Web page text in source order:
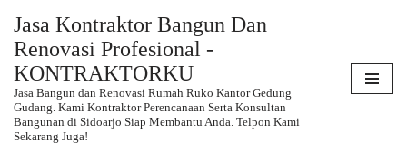
Skip
content
Jasa Kontraktor Bangun Dan
Renovasi Profesional -
KONTRAKTORKU
Jasa Bangun dan Renovasi Rumah Ruko Kantor Gedung
Gudang. Kami Kontraktor Perencanaan Serta Konsultan
Bangunan di Sidoarjo Siap Membantu Anda. Telpon Kami
Sekarang Juga!